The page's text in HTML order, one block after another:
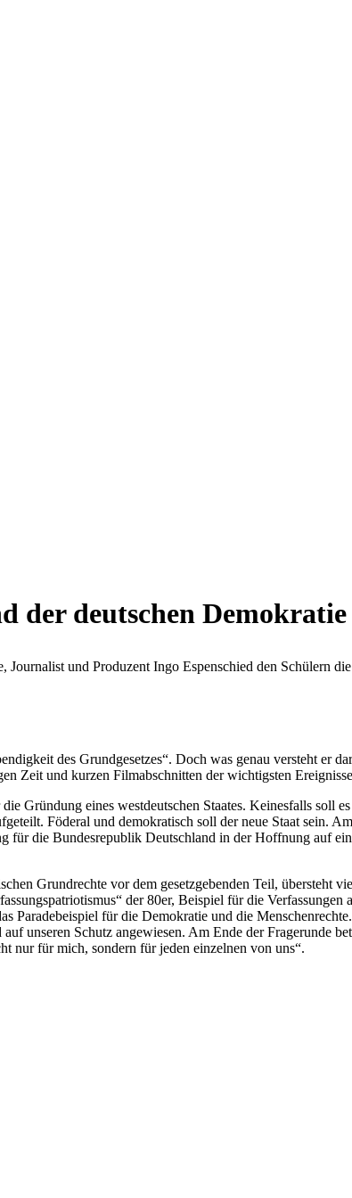
der deutschen Demokratie
und Produzent Ingo Espenschied den Schülern
des Grundgesetzes“. Doch was genau versteht er
Zeit und kurzen Filmabschnitten der wichtigsten
Gründung eines westdeutschen Staates. Keinesfalls soll
Föderal und demokratisch soll der neue Staat sein.
für die Bundesrepublik Deutschland in der Hoffnung auf
Grundrechte vor dem gesetzgebenden Teil, übersteht
der 80er, Beispiel für die
Paradebeispiel für die Demokratie und die
unseren Schutz angewiesen. Am Ende der Fragerunde
nur für mich, sondern für jeden einzelnen von uns“.